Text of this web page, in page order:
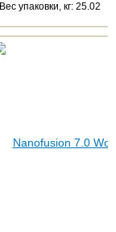
Веc упаковки, кг: 25.02